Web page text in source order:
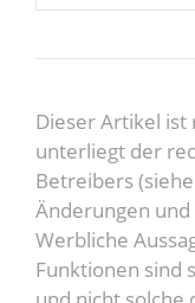
Dieser Artikel
unterliegt der
Betreibers (siehe
Änderungen
Werbliche
Funktionen sind